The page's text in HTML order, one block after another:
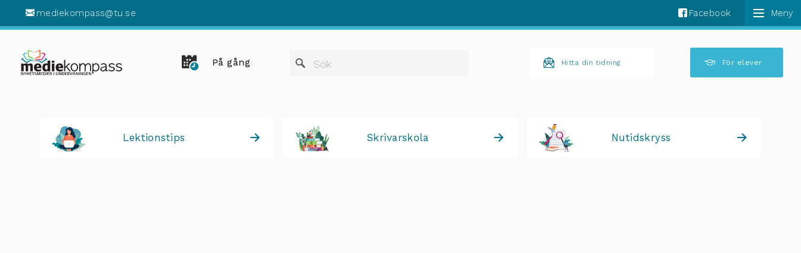
mediekompass@tu.se Facebook
På gång Sök
När automatisk komplettering av resultat är tillgängliga
Hitta din tidning För elever
Lektionstips Skrivarskola Nutidskryss